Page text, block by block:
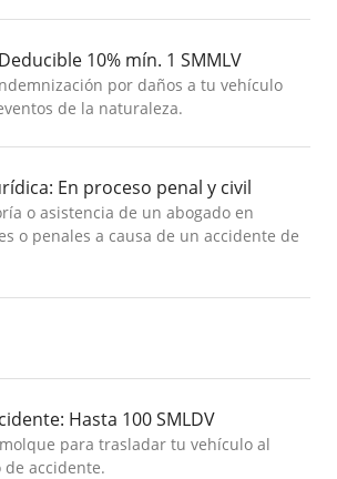
Deducible 10% mín. 1 SMMLV
por daños a tu vehículo
de la naturaleza.
: En proceso penal y civil
o asistencia de un abogado en
o penales a causa de un accidente de
: Hasta 100 SMLDV
para trasladar tu vehículo al
de accidente.